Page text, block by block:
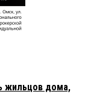
жильцов дома,